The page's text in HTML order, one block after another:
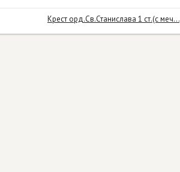
Крест орд.Св.Станислава 1 ст.(с меч...